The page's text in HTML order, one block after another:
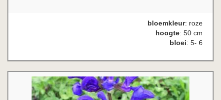
bloemkleur: roze
hoogte: 50 cm
bloei: 5- 6